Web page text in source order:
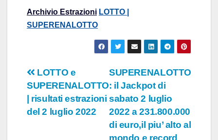
Archivio Estrazioni LOTTO |
SUPERENALOTTO
Navigazione
articoli
SUPERENALOTTO
: il Jackpot di
sabato 2 luglio
2022 a 231.800.000
di euro,il piu’ alto al
LOTTO e
SUPERENALOTTO
| risultati estrazioni
del 2 luglio 2022